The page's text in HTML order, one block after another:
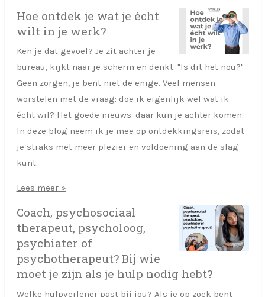
Hoe ontdek je wat je écht
wilt in je werk?
Ken je dat gevoel? Je zit achter je
bureau, kijkt naar je scherm en denkt: "Is dit het nou?"
Geen zorgen, je bent niet de enige. Veel mensen
worstelen met de vraag: doe ik eigenlijk wel wat ik
écht wil? Het goede nieuws: daar kun je achter komen.
In deze blog neem ik je mee op ontdekkingsreis, zodat
je straks met meer plezier en voldoening aan de slag
kunt.
Lees meer »
Coach, psychosociaal
therapeut, psycholoog,
psychiater of
psychotherapeut? Bij wie
moet je zijn als je hulp nodig hebt?
Welke hulpverlener past bij jou? Als je op zoek bent